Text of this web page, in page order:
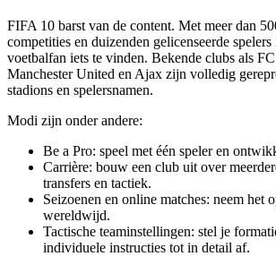
FIFA 10 barst van de content. Met meer dan
competities en duizenden gelicenseerde
voetbalfan iets te vinden. Bekende clubs als
Manchester United en Ajax zijn volledig
stadions en spelersnamen.
Modi zijn onder andere:
Be a Pro: speel met één speler en
Carrière: bouw een club uit over
transfers en tactiek.
Seizoenen en online matches: neem het
wereldwijd.
Tactische teaminstellingen: stel je
individuele instructies tot in detail af.